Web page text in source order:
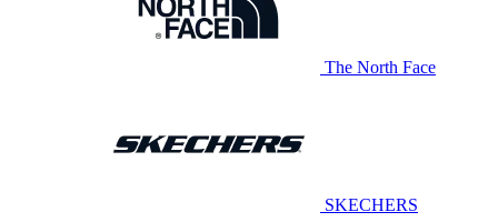
The North Face
SKECHERS